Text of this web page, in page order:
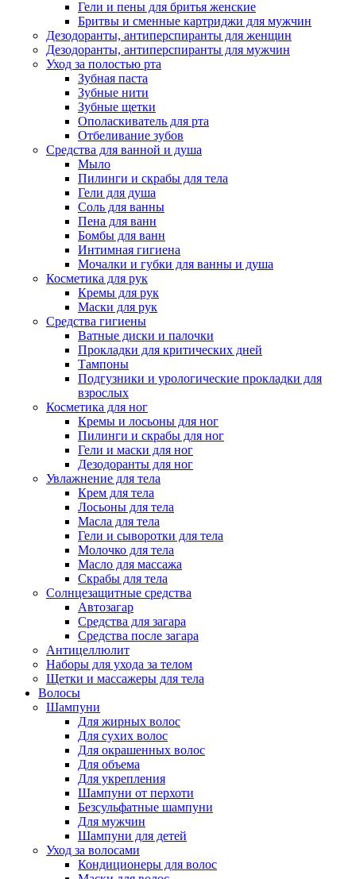
Гели и пены для бритья женские
Бритвы и сменные картриджи для мужчин
Дезодоранты, антиперспиранты для женщин
Дезодоранты, антиперспиранты для мужчин
Уход за полостью рта
Зубная паста
Зубные нити
Зубные щетки
Ополаскиватель для рта
Отбеливание зубов
Средства для ванной и душа
Мыло
Пилинги и скрабы для тела
Гели для душа
Соль для ванны
Пена для ванн
Бомбы для ванн
Интимная гигиена
Мочалки и губки для ванны и душа
Косметика для рук
Кремы для рук
Маски для рук
Средства гигиены
Ватные диски и палочки
Прокладки для критических дней
Тампоны
Подгузники и урологические прокладки для
взрослых
Косметика для ног
Кремы и лосьоны для ног
Пилинги и скрабы для ног
Гели и маски для ног
Дезодоранты для ног
Увлажнение для тела
Крем для тела
Лосьоны для тела
Масла для тела
Гели и сыворотки для тела
Молочко для тела
Масло для массажа
Скрабы для тела
Солнцезащитные средства
Автозагар
Средства для загара
Средства после загара
Антицеллюлит
Наборы для ухода за телом
Щетки и массажеры для тела
Волосы
Шампуни
Для жирных волос
Для сухих волос
Для окрашенных волос
Для объема
Для укрепления
Шампуни от перхоти
Безсульфатные шампуни
Для мужчин
Шампуни для детей
Уход за волосами
Кондиционеры для волос